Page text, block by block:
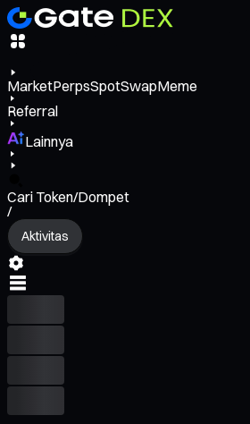
MarketPerpsSpotSwapMeme
Referral
Lainnya
Cari Token/Dompet
/
Aktivitas